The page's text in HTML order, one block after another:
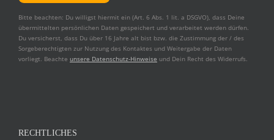
Bitte beachten: Du willigst hiermit ein (Art. 6 Abs. 1 lit. a DSGVO), dass Deine
übermittelten persönlichen Daten gespeichert und verarbeitet werden dürfen.
Du versicherst, dass Du über 16 Jahre alt bist bzw. die Zustimmung der / des
Sorgeberechtigten zur Nutzung des Kontaktes und Weitergabe der Daten
vorliegt. Beachte unsere Datenschutz-Hinweise und Dein Recht des Widerrufs.
RECHTLICHES